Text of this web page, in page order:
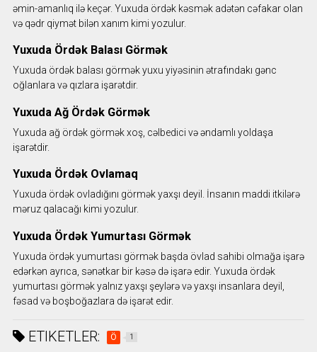
əmin-amanlıq ilə keçər. Yuxuda ördək kəsmək adətən cəfakar olan
və qədr qiymət bilən xanım kimi yozulur.
Yuxuda Ördək Balası Görmək
Yuxuda ördək balası görmək yuxu yiyəsinin ətrafındakı gənc
oğlanlara və qızlara işarətdir.
Yuxuda Ağ Ördək Görmək
Yuxuda ağ ördək görmək xoş, cəlbedici və əndamlı yoldaşa
işarətdir.
Yuxuda Ördək Ovlamaq
Yuxuda ördək ovladığını görmək yaxşı deyil. İnsanın maddi itkilərə
məruz qalacağı kimi yozulur.
Yuxuda Ördək Yumurtası Görmək
Yuxuda ördək yumurtası görmək başda övlad sahibi olmağa işarə
edərkən ayrıca, sənətkar bir kəsə də işarə edir. Yuxuda ördək
yumurtası görmək yalnız yaxşı şeylərə və yaxşı insanlara deyil,
fəsad və boşboğazlara də işarət edir.
ETIKETLER: Ö 1